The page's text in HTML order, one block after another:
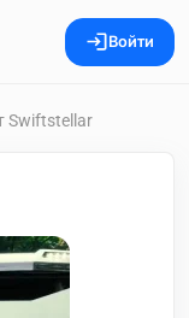
Войти
Swiftstellar